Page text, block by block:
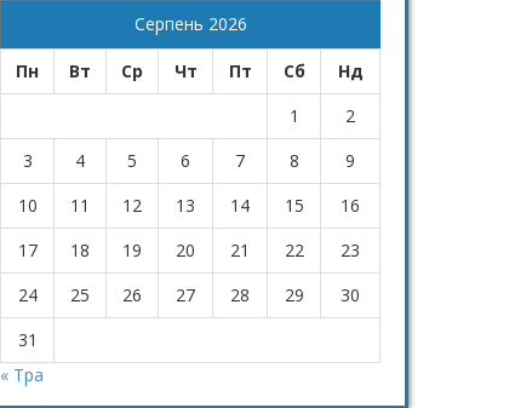
Серпень 2026
Пн Вт Ср Чт Пт Сб
Нд
1
2
3
4 5 6 7 8
9
10
11 12 13 14 15
16
17
18 19 20 21 22
23
24
25 26 27 28 29
30
31
« Тра